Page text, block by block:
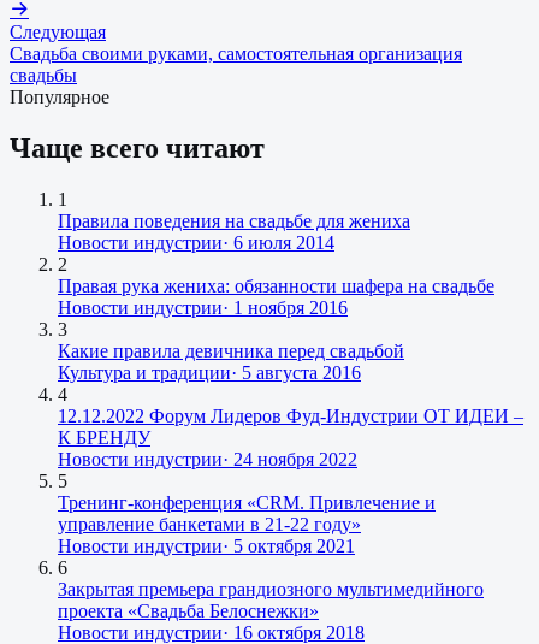
Следующая
Свадьба своими руками, самостоятельная организация
свадьбы
Популярное
Чаще всего читают
1
Правила поведения на свадьбе для жениха
Новости индустрии· 6 июля 2014
2
Правая рука жениха: обязанности шафера на свадьбе
Новости индустрии· 1 ноября 2016
3
Какие правила девичника перед свадьбой
Культура и традиции· 5 августа 2016
4
12.12.2022 Форум Лидеров Фуд-Индустрии ОТ ИДЕИ –
К БРЕНДУ
Новости индустрии· 24 ноября 2022
5
Тренинг-конференция «CRM. Привлечение и
управление банкетами в 21-22 году»
Новости индустрии· 5 октября 2021
6
Закрытая премьера грандиозного мультимедийного
проекта «Свадьба Белоснежки»
Новости индустрии· 16 октября 2018